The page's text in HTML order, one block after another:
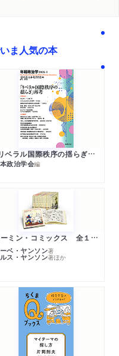
いま人気の本
「リベラル国際秩序の揺らぎ」再考 年報政治学２０２６‐Ⅰ
政治学会編
ムーミン・コミックス 全１４巻セット
ーベ・ヤンソン著
ス・ヤンソン著ほか